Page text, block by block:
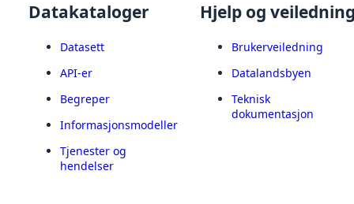
Datakataloger
Datasett
API-er
Begreper
Informasjonsmodeller
Tjenester og
hendelser
Hjelp og
Brukerveiledning
Datalandsbyen
Teknisk
dokumentasjon